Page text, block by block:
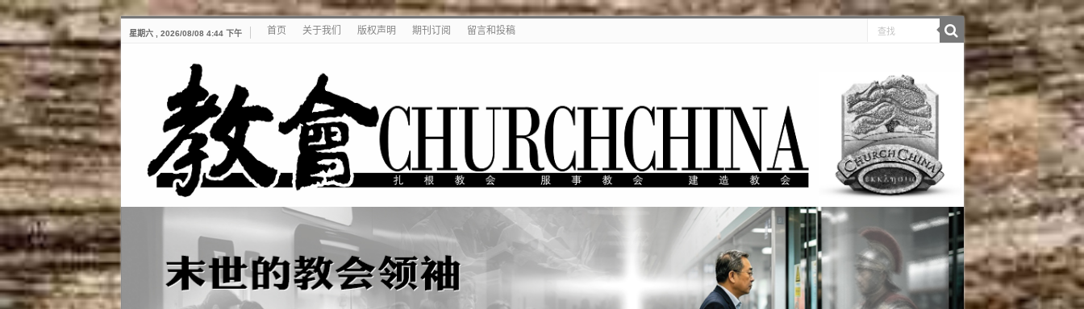
星期六 , 2026/08/08 4:44 下午 首页 关于我们 版权声明 期刊订阅 留言和投稿